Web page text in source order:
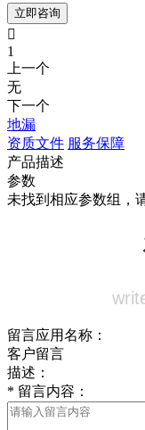
立即咨询

1
上一个
无
下一个
地漏
资质文件 服务保障
产品描述
参数
未找到相应参数组，
留言应用名称：
客户留言
描述：
* 留言内容：